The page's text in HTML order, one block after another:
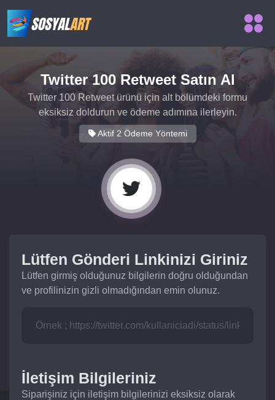
Twitter 100 Retweet Satın Al
Twitter 100 Retweet ürünü için alt bölümdeki formu
eksiksiz doldurun ve ödeme adımına ilerleyin.
Aktif 2 Ödeme Yöntemi
Lütfen Gönderi Linkinizi Giriniz
Lütfen girmiş olduğunuz bilgilerin doğru olduğundan
ve profilinizin gizli olmadığından emin olunuz.
İletişim Bilgileriniz
Siparişiniz için iletişim bilgilerinizi eksiksiz olarak